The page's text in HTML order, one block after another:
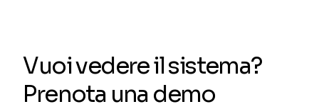
Vuoi vedere il sistema?
Prenota una demo